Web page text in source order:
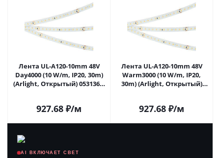
Лента UL-A120-10mm 48V
Day4000 (10 W/m, IP20, 30m)
(Arlight, Открытый) 053136 в
927.68 ₽/м
Лента UL-A120-10mm 48V
Warm3000 (10 W/m, IP20,
30m) (Arlight, Открытый)
927.68 ₽/м
AI ВКЛЮЧАЕТ СВЕТ